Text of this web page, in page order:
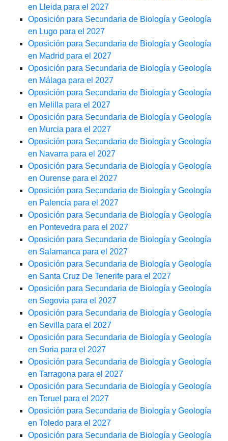
en Lleida para el 2027
Oposición para Secundaria de Biología y Geología
en Lugo para el 2027
Oposición para Secundaria de Biología y Geología
en Madrid para el 2027
Oposición para Secundaria de Biología y Geología
en Málaga para el 2027
Oposición para Secundaria de Biología y Geología
en Melilla para el 2027
Oposición para Secundaria de Biología y Geología
en Murcia para el 2027
Oposición para Secundaria de Biología y Geología
en Navarra para el 2027
Oposición para Secundaria de Biología y Geología
en Ourense para el 2027
Oposición para Secundaria de Biología y Geología
en Palencia para el 2027
Oposición para Secundaria de Biología y Geología
en Pontevedra para el 2027
Oposición para Secundaria de Biología y Geología
en Salamanca para el 2027
Oposición para Secundaria de Biología y Geología
en Santa Cruz De Tenerife para el 2027
Oposición para Secundaria de Biología y Geología
en Segovia para el 2027
Oposición para Secundaria de Biología y Geología
en Sevilla para el 2027
Oposición para Secundaria de Biología y Geología
en Soria para el 2027
Oposición para Secundaria de Biología y Geología
en Tarragona para el 2027
Oposición para Secundaria de Biología y Geología
en Teruel para el 2027
Oposición para Secundaria de Biología y Geología
en Toledo para el 2027
Oposición para Secundaria de Biología y Geología